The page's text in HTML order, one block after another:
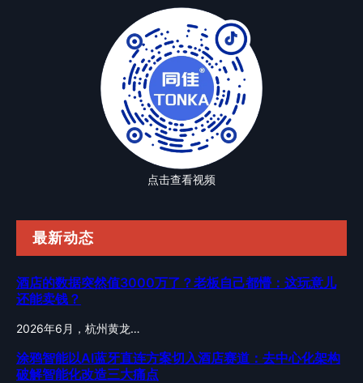
点击查看视频
最新动态
酒店的数据突然值3000万了？老板自己都懵：这玩意儿
还能卖钱？
2026年6月，杭州黄龙…
涂鸦智能以AI蓝牙直连方案切入酒店赛道：去中心化架构
破解智能化改造三大痛点